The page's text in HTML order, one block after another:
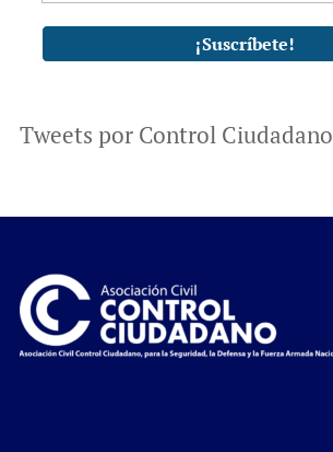
Tweets por Control Ciudadano